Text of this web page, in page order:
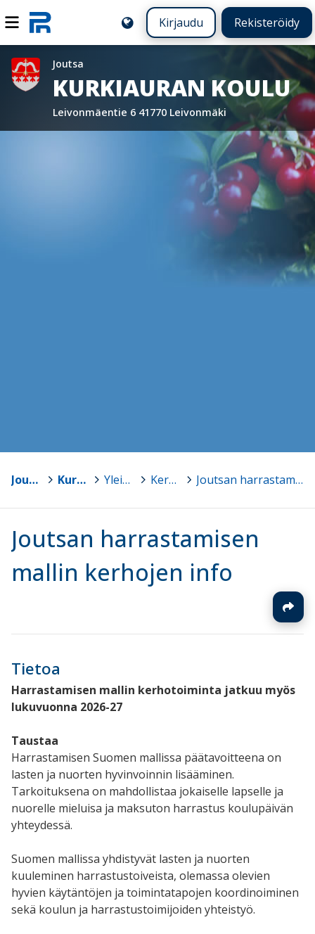
Kirjaudu Rekisteröidy
Joutsa
KURKIAURAN KOULU
Leivonmäentie 6 41770 Leivonmäki
Joutsa Kurkiauran koulu Yleisinfo Kerhot 2026-27 > Joutsan harrastamisen mallin kerhojen info
Joutsan harrastamisen
mallin kerhojen info
Tietoa
Harrastamisen mallin kerhotoiminta jatkuu myös
lukuvuonna 2026-27
Taustaa
Harrastamisen Suomen mallissa päätavoitteena on
lasten ja nuorten hyvinvoinnin lisääminen.
Tarkoituksena on mahdollistaa jokaiselle lapselle ja
nuorelle mieluisa ja maksuton harrastus koulupäivän
yhteydessä.
Suomen mallissa yhdistyvät lasten ja nuorten
kuuleminen harrastustoiveista, olemassa olevien
hyvien käytäntöjen ja toimintatapojen koordinoiminen
sekä koulun ja harrastustoimijoiden yhteistyö.